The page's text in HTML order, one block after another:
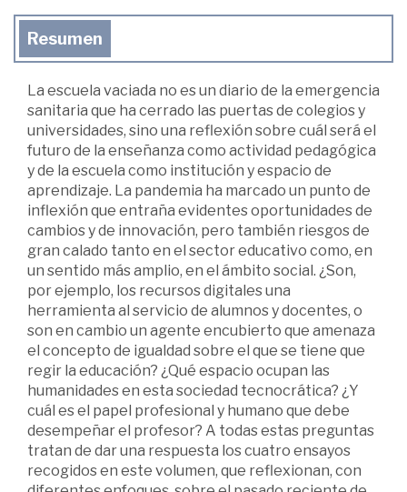
Resumen
La escuela vaciada no es un diario de la emergencia
sanitaria que ha cerrado las puertas de colegios y
universidades, sino una reflexión sobre cuál será el
futuro de la enseñanza como actividad pedagógica
y de la escuela como institución y espacio de
aprendizaje. La pandemia ha marcado un punto de
inflexión que entraña evidentes oportunidades de
cambios y de innovación, pero también riesgos de
gran calado tanto en el sector educativo como, en
un sentido más amplio, en el ámbito social. ¿Son,
por ejemplo, los recursos digitales una
herramienta al servicio de alumnos y docentes, o
son en cambio un agente encubierto que amenaza
el concepto de igualdad sobre el que se tiene que
regir la educación? ¿Qué espacio ocupan las
humanidades en esta sociedad tecnocrática? ¿Y
cuál es el papel profesional y humano que debe
desempeñar el profesor? A todas estas preguntas
tratan de dar una respuesta los cuatro ensayos
recogidos en este volumen, que reflexionan, con